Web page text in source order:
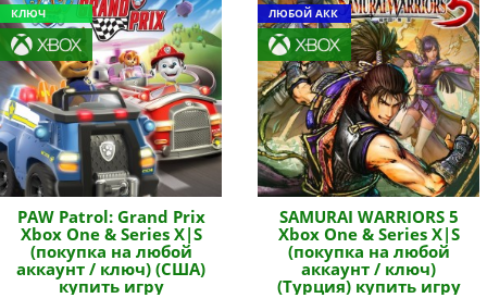
КЛЮЧ
PAW Patrol: Grand Prix
Xbox One & Series X|S
(покупка на любой
аккаунт / ключ) (США)
купить игру
ЛЮБОЙ АКК
SAMURAI WARRIORS 5
Xbox One & Series X|S
(покупка на любой
аккаунт / ключ)
(Турция) купить игру